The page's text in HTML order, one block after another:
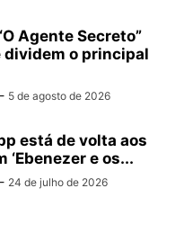
Agente Secreto”
dividem o principal
- 5 de agosto de 2026
está de volta aos
‘Ebenezer e os...
- 24 de julho de 2026